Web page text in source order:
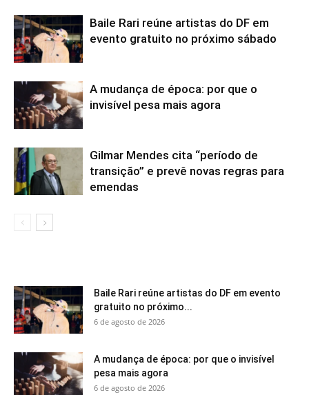
Baile Rari reúne artistas do DF em
evento gratuito no próximo sábado
A mudança de época: por que o
invisível pesa mais agora
Gilmar Mendes cita “período de
transição” e prevê novas regras para
emendas
Baile Rari reúne artistas do DF em evento
gratuito no próximo...
6 de agosto de 2026
A mudança de época: por que o invisível
pesa mais agora
6 de agosto de 2026